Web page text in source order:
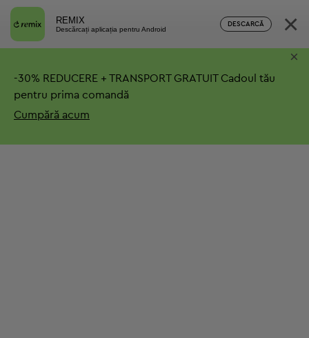
REMIX
Descărcați aplicația pentru Android
DESCARCĂ ×
-30% REDUCERE + TRANSPORT GRATUITCadoul tău
pentru prima comandă
Cumpără acum
×